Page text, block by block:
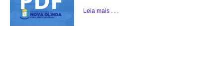
Leia mais . . .